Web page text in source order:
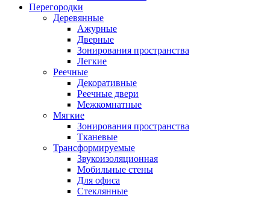
Перегородки
Деревянные
Ажурные
Дверные
Зонирования пространства
Легкие
Реечные
Декоративные
Реечные двери
Межкомнатные
Мягкие
Зонирования пространства
Тканевые
Трансформируемые
Звукоизоляционная
Мобильные стены
Для офиса
Стеклянные